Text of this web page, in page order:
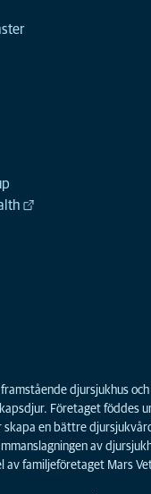
djursjukhus
Företaget föddes
skapa en bättre
av
av familjeföretaget Mars